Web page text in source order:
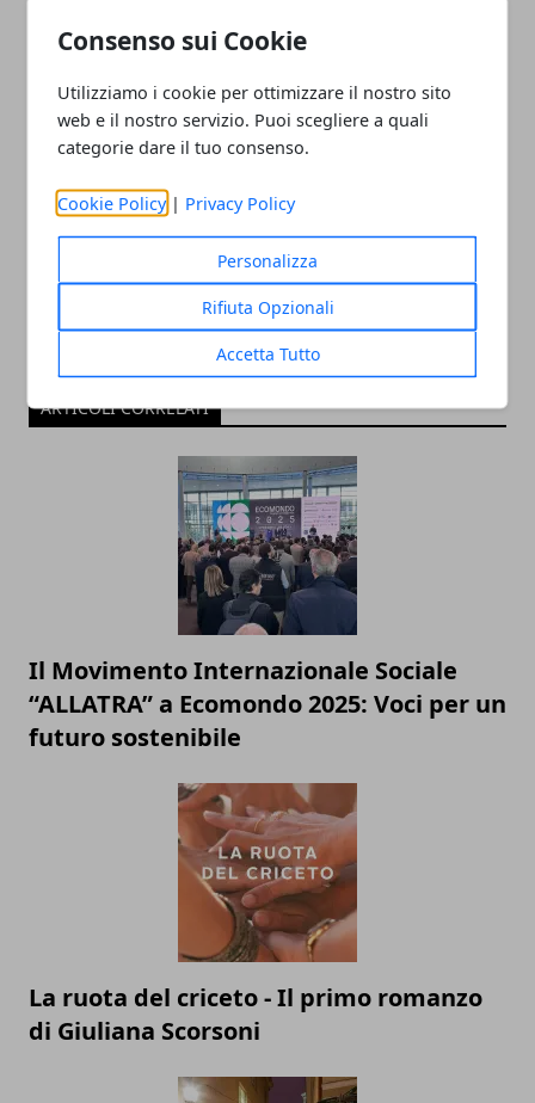
Consenso sui Cookie
Utilizziamo i cookie per ottimizzare il nostro sito
web e il nostro servizio. Puoi scegliere a quali
categorie dare il tuo consenso.
Cookie Policy | Privacy Policy
Personalizza
Rifiuta Opzionali
Accetta Tutto
ARTICOLI CORRELATI
Il Movimento Internazionale Sociale
“ALLATRA” a Ecomondo 2025: Voci per un
futuro sostenibile
La ruota del criceto - Il primo romanzo
di Giuliana Scorsoni